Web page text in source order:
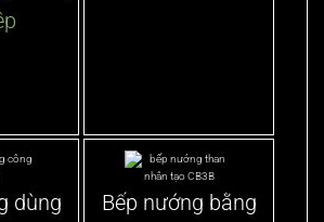
dùng
Bếp nướng bằng